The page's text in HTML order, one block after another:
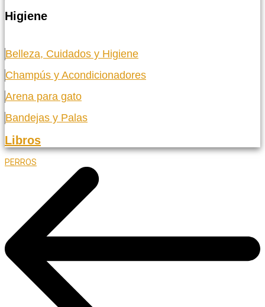
Higiene
Belleza, Cuidados y Higiene
Champús y Acondicionadores
Arena para gato
Bandejas y Palas
Libros
PERROS